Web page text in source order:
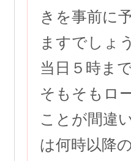
きを事前に
ますでしょ
当日５時ま
そもそもロ
ことが間違
は何時以降